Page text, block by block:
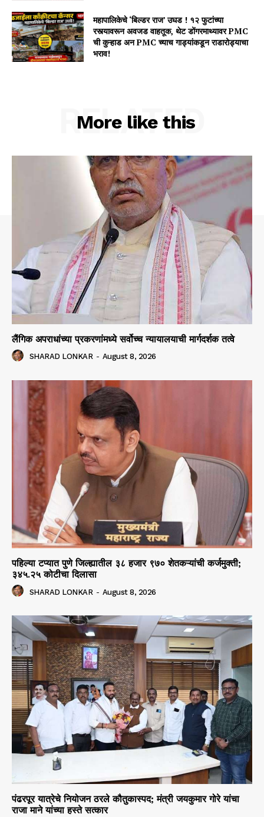
महापालिकेचे ‘बिल्डर राज’ उघड ! १२ फुटांच्या
रस्त्यावरून अवजड वाहतूक, थेट डोंगरमाथ्यावर PMC
ची कुऱ्हाड अन PMC च्याच गाड्यांकडून राडारोड्याचा
भराव!
More like this
RELATED
लैंगिक अपराधांच्या प्रकरणांमध्ये सर्वोच्च न्यायालयाची मार्गदर्शक तत्वे
SHARAD LONKAR - August 8, 2026
पहिल्या टप्यात पुणे जिल्ह्यातील ३८ हजार ९७० शेतकऱ्यांची कर्जमुक्ती;
३४५.२५ कोटीचा दिलासा
SHARAD LONKAR - August 8, 2026
पंढरपूर यात्रेचे नियोजन ठरले कौतुकास्पद; मंत्री जयकुमार गोरे यांचा
राजा माने यांच्या हस्ते सत्कार